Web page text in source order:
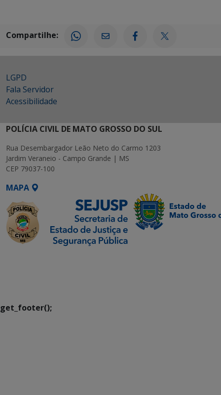
Compartilhe:
LGPD
Fala Servidor
Acessibilidade
POLÍCIA CIVIL DE MATO GROSSO DO SUL
Rua Desembargador Leão Neto do Carmo 1203
Jardim Veraneio - Campo Grande | MS
CEP 79037-100
MAPA
get_footer();